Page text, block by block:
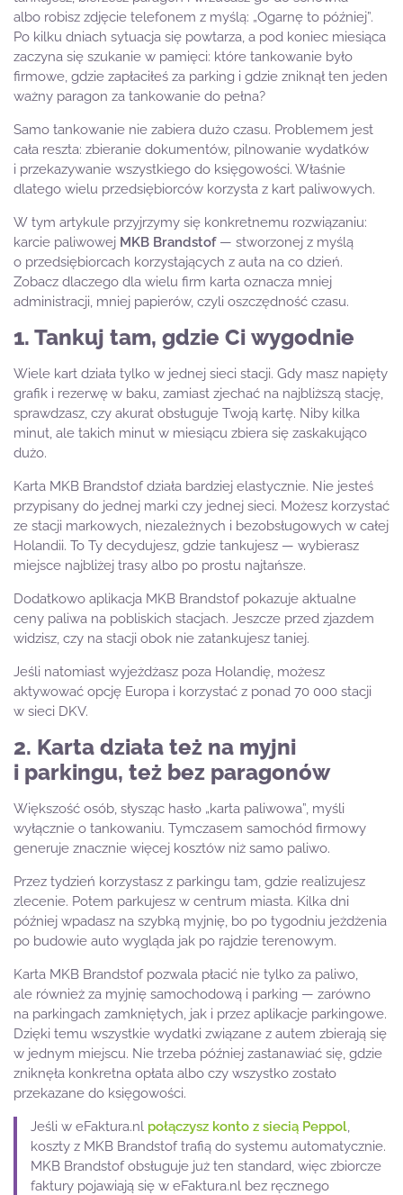
albo robisz zdjęcie telefonem z myślą: „Ogarnę to później”.
Po kilku dniach sytuacja się powtarza, a pod koniec miesiąca
zaczyna się szukanie w pamięci: które tankowanie było
firmowe, gdzie zapłaciłeś za parking i gdzie zniknął ten jeden
ważny paragon za tankowanie do pełna?
Samo tankowanie nie zabiera dużo czasu. Problemem jest
cała reszta: zbieranie dokumentów, pilnowanie wydatków
i przekazywanie wszystkiego do księgowości. Właśnie
dlatego wielu przedsiębiorców korzysta z kart paliwowych.
W tym artykule przyjrzymy się konkretnemu rozwiązaniu:
karcie paliwowej MKB Brandstof — stworzonej z myślą
o przedsiębiorcach korzystających z auta na co dzień.
Zobacz dlaczego dla wielu firm karta oznacza mniej
administracji, mniej papierów, czyli oszczędność czasu.
1. Tankuj tam, gdzie Ci wygodnie
Wiele kart działa tylko w jednej sieci stacji. Gdy masz napięty
grafik i rezerwę w baku, zamiast zjechać na najbliższą stację,
sprawdzasz, czy akurat obsługuje Twoją kartę. Niby kilka
minut, ale takich minut w miesiącu zbiera się zaskakująco
dużo.
Karta MKB Brandstof działa bardziej elastycznie. Nie jesteś
przypisany do jednej marki czy jednej sieci. Możesz korzystać
ze stacji markowych, niezależnych i bezobsługowych w całej
Holandii. To Ty decydujesz, gdzie tankujesz — wybierasz
miejsce najbliżej trasy albo po prostu najtańsze.
Dodatkowo aplikacja MKB Brandstof pokazuje aktualne
ceny paliwa na pobliskich stacjach. Jeszcze przed zjazdem
widzisz, czy na stacji obok nie zatankujesz taniej.
Jeśli natomiast wyjeżdżasz poza Holandię, możesz
aktywować opcję Europa i korzystać z ponad 70 000 stacji
w sieci DKV.
2. Karta działa też na myjni
i parkingu, też bez paragonów
Większość osób, słysząc hasło „karta paliwowa”, myśli
wyłącznie o tankowaniu. Tymczasem samochód firmowy
generuje znacznie więcej kosztów niż samo paliwo.
Przez tydzień korzystasz z parkingu tam, gdzie realizujesz
zlecenie. Potem parkujesz w centrum miasta. Kilka dni
później wpadasz na szybką myjnię, bo po tygodniu jeżdżenia
po budowie auto wygląda jak po rajdzie terenowym.
Karta MKB Brandstof pozwala płacić nie tylko za paliwo,
ale również za myjnię samochodową i parking — zarówno
na parkingach zamkniętych, jak i przez aplikacje parkingowe.
Dzięki temu wszystkie wydatki związane z autem zbierają się
w jednym miejscu. Nie trzeba później zastanawiać się, gdzie
zniknęła konkretna opłata albo czy wszystko zostało
przekazane do księgowości.
Jeśli w eFaktura.nl połączysz konto z siecią Peppol,
koszty z MKB Brandstof trafią do systemu automatycznie.
MKB Brandstof obsługuje już ten standard, więc zbiorcze
faktury pojawiają się w eFaktura.nl bez ręcznego